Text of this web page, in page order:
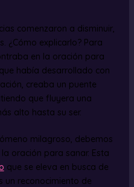
comenzaron a disminuir,
¿Cómo explicarlo? Para
en la oración para
había desarrollado con
creaba un puente
que fluyera una
alto hasta su ser.
milagroso, debemos
oración para sanar. Esta
que se eleva en busca de
un reconocimiento de